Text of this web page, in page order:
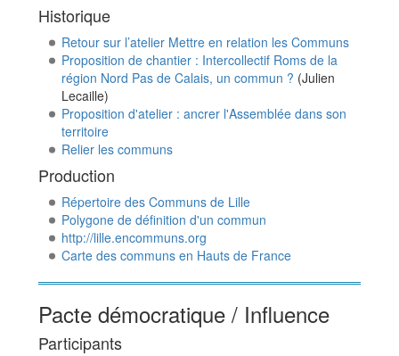
Historique
Retour sur l’atelier Mettre en relation les Communs
Proposition de chantier : Intercollectif Roms de la
région Nord Pas de Calais, un commun ? (Julien
Lecaille)
Proposition d'atelier : ancrer l'Assemblée dans son
territoire
Relier les communs
Production
Répertoire des Communs de Lille
Polygone de définition d'un commun
http://lille.encommuns.org
Carte des communs en Hauts de France
Pacte démocratique / Influence
Participants